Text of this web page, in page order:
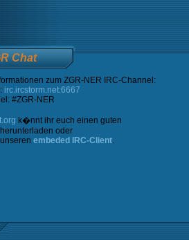
Chat
zum ZGR-NER IRC-Channel:
irc.ircstorm.net:6667
#ZGR-NER
k�nnt ihr euch einen guten
herunterladen oder
embeded IRC-Client.